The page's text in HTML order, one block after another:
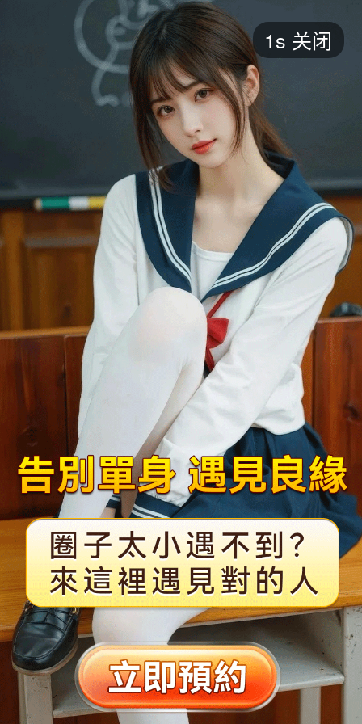
短剧
最热 添加 评分
都市 甜宠 逆袭 玄幻
2025 2024 2023 2022
全部 大陆 香港 台湾 美国 韩国 日本
1s 关闭